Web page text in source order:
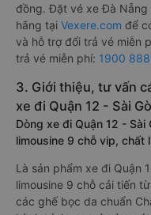
đồng. Đặt vé xe Đà Nẵng
hãng tại Vexere.com để
và hỗ trợ đổi trả vé miễn
trả vé miễn phí: 1900
3. Giới thiệu, tư vấn
xe đi Quận 12 - Sài
Dòng xe đi Quận 12 -
limousine 9 chỗ vip, chất
Là sản phẩm xe đi Quận
limousine 9 chỗ cải tiến
các ghế bọc da chuẩn